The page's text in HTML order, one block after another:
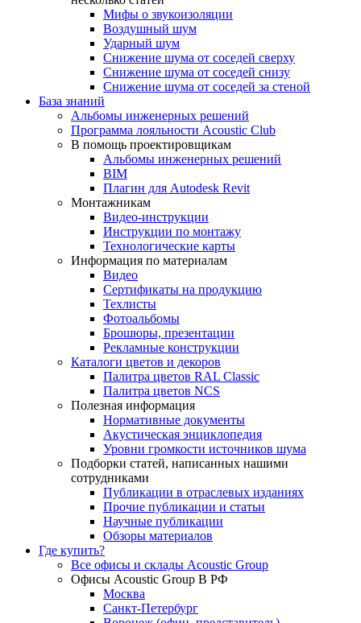
Мифы о звукоизоляции
Воздушный шум
Ударный шум
Снижение шума от соседей сверху
Снижение шума от соседей снизу
Снижение шума от соседей за стеной
База знаний
Альбомы инженерных решений
Программа лояльности Acoustic Club
В помощь проектировщикам
Альбомы инженерных решений
BIM
Плагин для Autodesk Revit
Монтажникам
Видео-инструкции
Инструкции по монтажу
Технологические карты
Информация по материалам
Видео
Сертификаты на продукцию
Техлисты
Фотоальбомы
Брошюры, презентации
Рекламные конструкции
Каталоги цветов и декоров
Палитра цветов RAL Сlassic
Палитра цветов NCS
Полезная информация
Нормативные документы
Акустическая энциклопедия
Уровни громкости источников шума
Подборки статей, написанных нашими
сотрудниками
Публикации в отраслевых изданиях
Прочие публикации и статьи
Научные публикации
Обзоры материалов
Где купить?
Все офисы и склады Acoustic Group
Офисы Acoustic Group В РФ
Москва
Санкт-Петербург